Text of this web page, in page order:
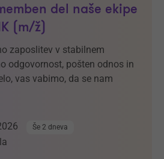
del naše ekipe
(m/ž)
zaposlitev v stabilnem
odgovornost, pošten odnos in
vas vabimo, da se nam
Še 2 dneva